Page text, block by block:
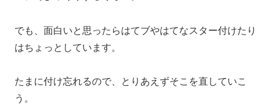
でも、面白いと思ったらはてブやはてなスター付けたり
はちょっとしています。
たまに付け忘れるので、とりあえずそこを直していこ
う。